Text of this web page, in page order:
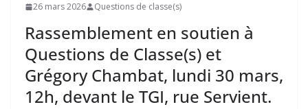
26 mars 2026 Questions de classe(s)
Rassemblement en soutien à
Questions de Classe(s) et
Grégory Chambat, lundi 30 mars,
12h, devant le TGI, rue Servient.